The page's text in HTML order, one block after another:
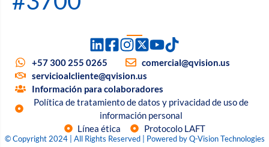
+57 300 255 0265
comercial@qvision.us
servicioalcliente@qvision.us
Información para colaboradores
Política de tratamiento de datos y privacidad de uso de
información personal
Línea ética
Protocolo LAFT
© Copyright 2024 | All Rights Reserved | Powered by Q-Vision Technologies